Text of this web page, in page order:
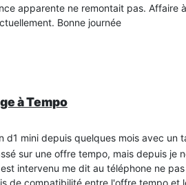
apparente ne remontait pas. Affaire
Bonne journée
à Tempo
d1 mini depuis quelques mois avec un
sur une offre tempo, mais depuis je
intervenu me dit au téléphone ne
de compatibilité entre l'offre tempo et